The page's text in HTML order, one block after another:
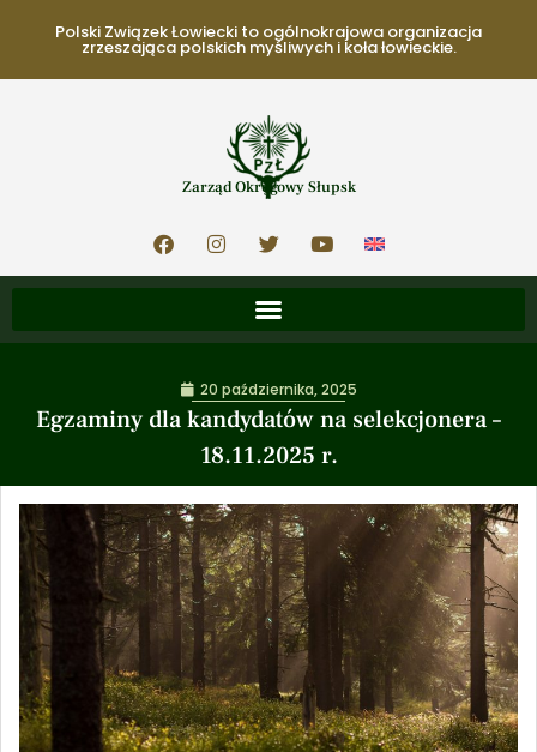
Polski Związek Łowiecki to ogólnokrajowa organizacja
zrzeszająca polskich myśliwych i koła łowieckie.
Zarząd Okręgowy Słupsk
Egzaminy dla kandydatów na selekcjonera –
18.11.2025 r.
20 października, 2025